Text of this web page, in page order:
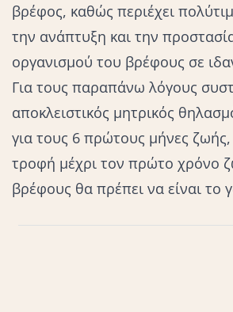
βρέφος, καθώς περιέχει
την ανάπτυξη και την
οργανισμού του βρέφους σε
Για τους παραπάνω λόγους
αποκλειστικός μητρικός
για τους 6 πρώτους μήνες
τροφή μέχρι τον πρώτο χρόνο
βρέφους θα πρέπει να είναι το